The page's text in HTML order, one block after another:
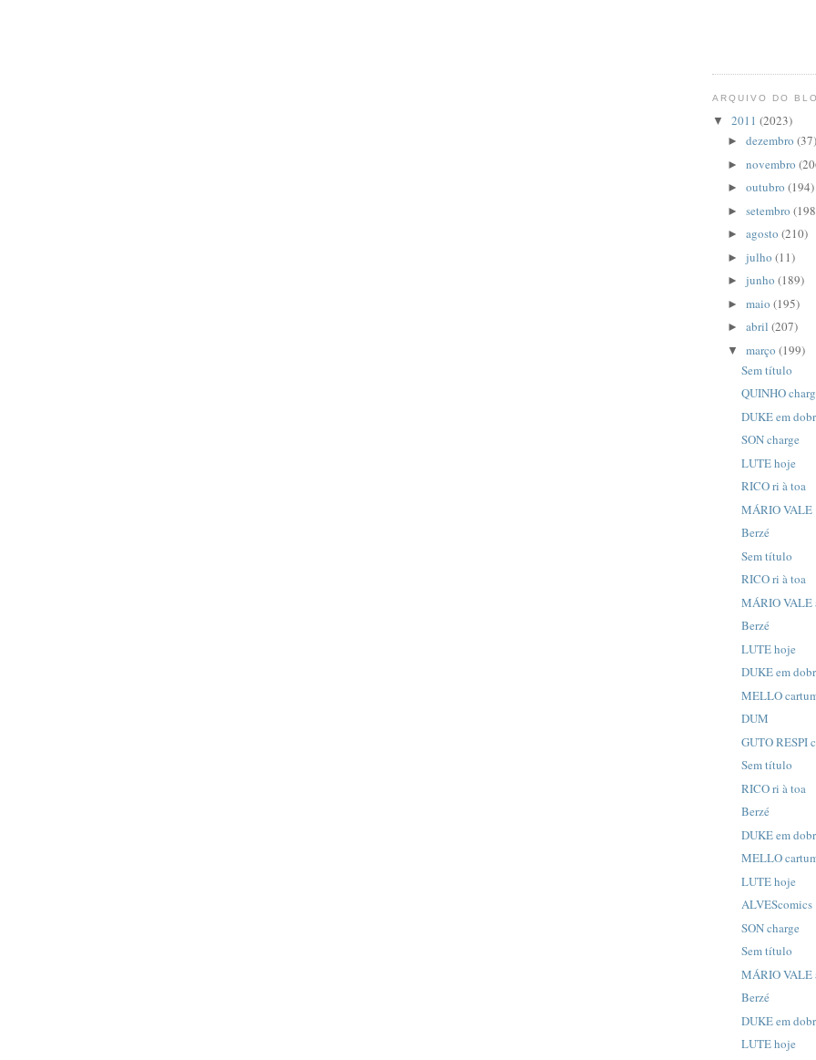
ARQUIVO DO
▼ 2011 (2023)
► dezembro (37)
► novembro
► outubro (194)
► setembro
► agosto (210)
► julho (11)
► junho (189)
► maio (195)
► abril (207)
▼ março (199)
Sem título
QUINHO
DUKE em
SON charge
LUTE hoje
RICO ri à toa
MÁRIO VALE
Berzé
Sem título
RICO ri à toa
MÁRIO VALE
Berzé
LUTE hoje
DUKE em
MELLO
DUM
GUTO RESPI
Sem título
RICO ri à toa
Berzé
DUKE em
MELLO
LUTE hoje
ALVEScomics
SON charge
Sem título
MÁRIO VALE
Berzé
DUKE em
LUTE hoje